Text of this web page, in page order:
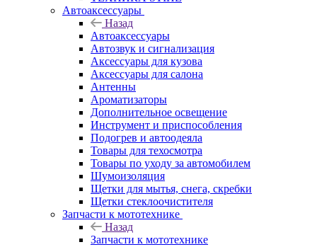
Автоаксессуары
Назад
Автоаксессуары
Автозвук и сигнализация
Аксессуары для кузова
Аксессуары для салона
Антенны
Ароматизаторы
Дополнительное освещение
Инструмент и приспособления
Подогрев и автоодеяла
Товары для техосмотра
Товары по уходу за автомобилем
Шумоизоляция
Щетки для мытья, снега, скребки
Щетки стеклоочистителя
Запчасти к мототехнике
Назад
Запчасти к мототехнике